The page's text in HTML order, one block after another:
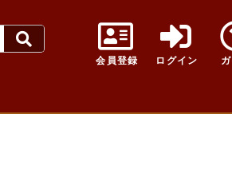
会員登録 ログイン